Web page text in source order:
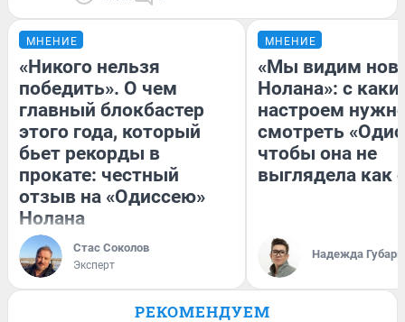
МНЕНИЕ
«Никого нельзя
победить». О чем
главный блокбастер
этого года, который
бьет рекорды в
прокате: честный
отзыв на «Одиссею»
Нолана
Стас Соколов
Эксперт
МНЕНИЕ
«Мы видим
Нолана»: с
настроем
смотреть
чтобы она не
выглядела как
Надежда Губарь
РЕКОМЕНДУЕМ